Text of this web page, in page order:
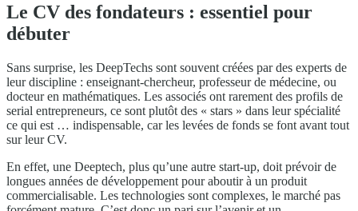
Le CV des fondateurs : essentiel pour
débuter
Sans surprise, les DeepTechs sont souvent créées par des experts de
leur discipline : enseignant-chercheur, professeur de médecine, ou
docteur en mathématiques. Les associés ont rarement des profils de
serial entrepreneurs, ce sont plutôt des « stars » dans leur spécialité
ce qui est … indispensable, car les levées de fonds se font avant tout
sur leur CV.
En effet, une Deeptech, plus qu’une autre start-up, doit prévoir de
longues années de développement pour aboutir à un produit
commercialisable. Les technologies sont complexes, le marché pas